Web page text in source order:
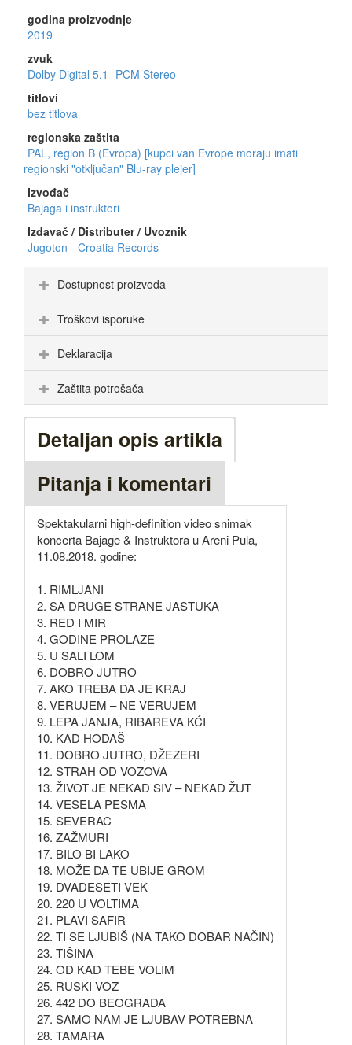
godina proizvodnje
2019
zvuk
Dolby Digital 5.1
PCM Stereo
titlovi
bez titlova
regionska zaštita
PAL, region B (Evropa) [kupci van Evrope moraju imati
regionski "otključan" Blu-ray plejer]
Izvođač
Bajaga i instruktori
Izdavač / Distributer / Uvoznik
Jugoton - Croatia Records
Dostupnost proizvoda
Troškovi isporuke
Deklaracija
Zaštita potrošača
Detaljan opis artikla
Pitanja i komentari
Spektakularni high-definition video snimak
koncerta Bajage & Instruktora u Areni Pula,
11.08.2018. godine:
1. RIMLJANI
2. SA DRUGE STRANE JASTUKA
3. RED I MIR
4. GODINE PROLAZE
5. U SALI LOM
6. DOBRO JUTRO
7. AKO TREBA DA JE KRAJ
8. VERUJEM – NE VERUJEM
9. LEPA JANJA, RIBAREVA KĆI
10. KAD HODAŠ
11. DOBRO JUTRO, DŽEZERI
12. STRAH OD VOZOVA
13. ŽIVOT JE NEKAD SIV – NEKAD ŽUT
14. VESELA PESMA
15. SEVERAC
16. ZAŽMURI
17. BILO BI LAKO
18. MOŽE DA TE UBIJE GROM
19. DVADESETI VEK
20. 220 U VOLTIMA
21. PLAVI SAFIR
22. TI SE LJUBIŠ (NA TAKO DOBAR NAČIN)
23. TIŠINA
24. OD KAD TEBE VOLIM
25. RUSKI VOZ
26. 442 DO BEOGRADA
27. SAMO NAM JE LJUBAV POTREBNA
28. TAMARA